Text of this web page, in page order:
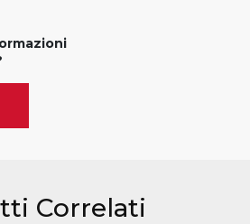
Correlati